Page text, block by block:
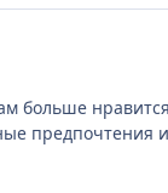
больше